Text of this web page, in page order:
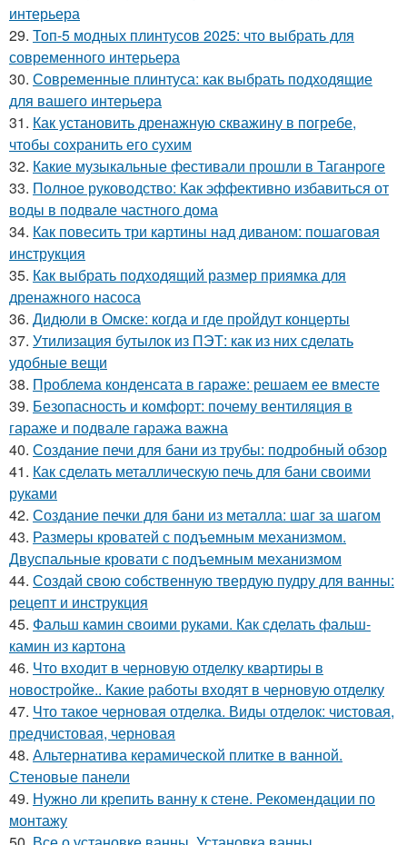
интерьера
29. Топ-5 модных плинтусов 2025: что выбрать для
современного интерьера
30. Современные плинтуса: как выбрать подходящие
для вашего интерьера
31. Как установить дренажную скважину в погребе,
чтобы сохранить его сухим
32. Какие музыкальные фестивали прошли в Таганроге
33. Полное руководство: Как эффективно избавиться от
воды в подвале частного дома
34. Как повесить три картины над диваном: пошаговая
инструкция
35. Как выбрать подходящий размер приямка для
дренажного насоса
36. Дидюли в Омске: когда и где пройдут концерты
37. Утилизация бутылок из ПЭТ: как из них сделать
удобные вещи
38. Проблема конденсата в гараже: решаем ее вместе
39. Безопасность и комфорт: почему вентиляция в
гараже и подвале гаража важна
40. Создание печи для бани из трубы: подробный обзор
41. Как сделать металлическую печь для бани своими
руками
42. Создание печки для бани из металла: шаг за шагом
43. Размеры кроватей с подъемным механизмом.
Двуспальные кровати с подъемным механизмом
44. Создай свою собственную твердую пудру для ванны:
рецепт и инструкция
45. Фальш камин своими руками. Как сделать фальш-
камин из картона
46. Что входит в черновую отделку квартиры в
новостройке.. Какие работы входят в черновую отделку
47. Что такое черновая отделка. Виды отделок: чистовая,
предчистовая, черновая
48. Альтернатива керамической плитке в ванной.
Стеновые панели
49. Нужно ли крепить ванну к стене. Рекомендации по
монтажу